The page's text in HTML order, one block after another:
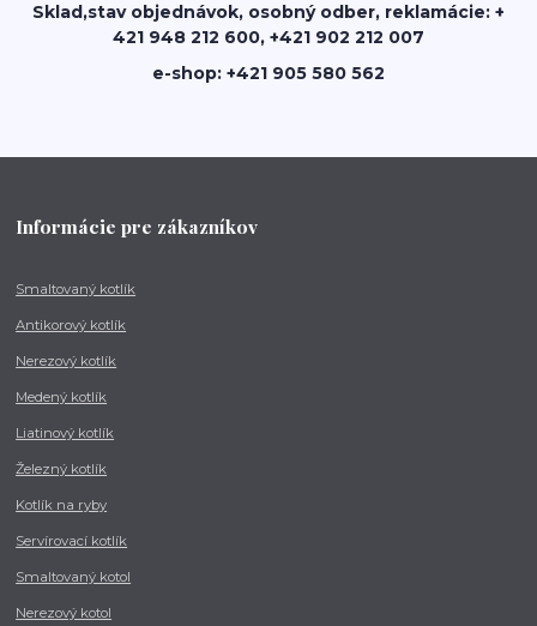
Sklad,stav objednávok, osobný odber, reklamácie: +
421 948 212 600, +421 902 212 007
e-shop: +421 905 580 562
Informácie pre zákazníkov
Smaltovaný kotlík
Antikorový kotlík
Nerezový kotlík
Medený kotlík
Liatinový kotlík
Železný kotlík
Kotlík na ryby
Servírovací kotlík
Smaltovaný kotol
Nerezový kotol